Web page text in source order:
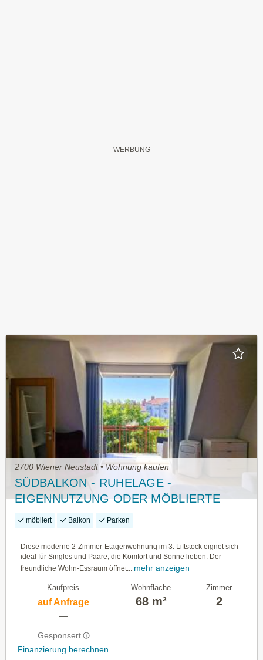
2700 Wiener Neustadt • Wohnung kaufen
SÜDBALKON - RUHELAGE -
EIGENNUTZUNG ODER MÖBLIERTE
VERMIETUNG
möbliert Balkon Parken
Diese moderne 2-Zimmer-Etagenwohnung im 3. Liftstock eignet sich
ideal für Singles und Paare, die Komfort und Sonne lieben. Der
freundliche Wohn-Essraum öffnet... mehr anzeigen
Kaufpreis
auf Anfrage
—
Gesponsert
Finanzierung berechnen
Wohnfläche
68 m²
Zimmer
2